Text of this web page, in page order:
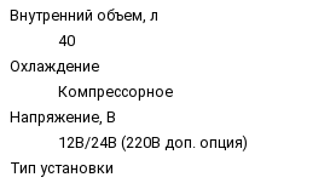
Внутренний объем, л
40
Охлаждение
Компрессорное
Напряжение, В
12В/24В (220В доп. опция)
Тип установки